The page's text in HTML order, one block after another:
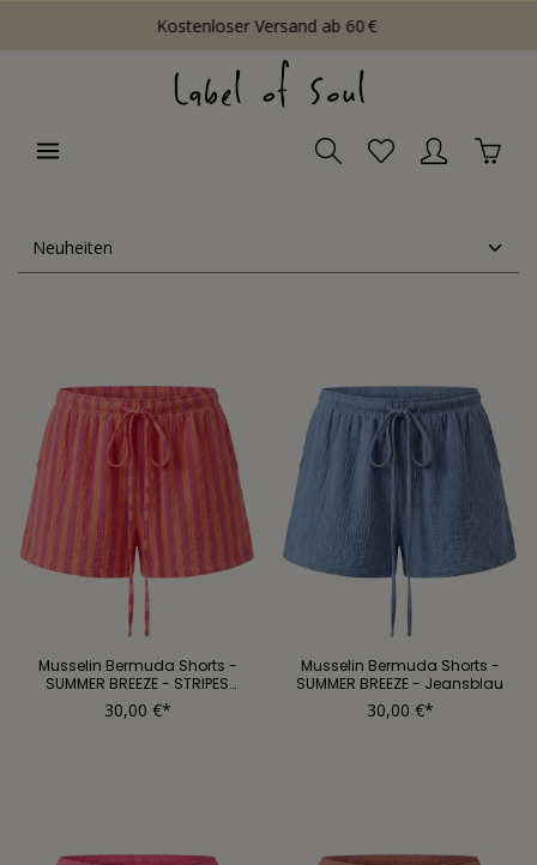
Kostenloser Versand ab 60 €
Musselin Bermuda Shorts -
SUMMER BREEZE - STRIPES
Flamingo Kiss
30,00 €*
Musselin Bermuda Shorts -
SUMMER BREEZE - Jeansblau
30,00 €*